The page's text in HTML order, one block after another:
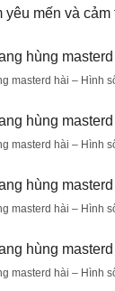
yêu mến và
masterd hài – Hình
masterd hài – Hình
masterd hài – Hình
masterd hài – Hình